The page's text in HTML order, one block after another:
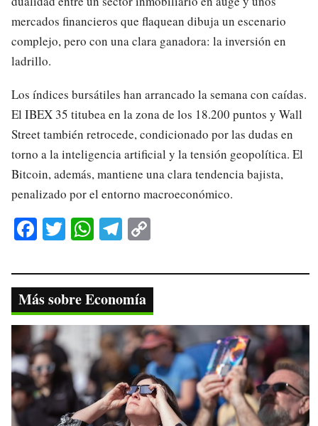
mercados financieros que flaquean dibuja un escenario
complejo, pero con una clara ganadora: la inversión en
ladrillo.
Los índices bursátiles han arrancado la semana con caídas.
El IBEX 35 titubea en la zona de los 18.200 puntos y Wall
Street también retrocede, condicionado por las dudas en
torno a la inteligencia artificial y la tensión geopolítica. El
Bitcoin, además, mantiene una clara tendencia bajista,
penalizado por el entorno macroeconómico.
Fa
bo
ok
T
tte
r
W
ts
A
pp
Te
gr
a
m
y
Li
nk
Más sobre Economía